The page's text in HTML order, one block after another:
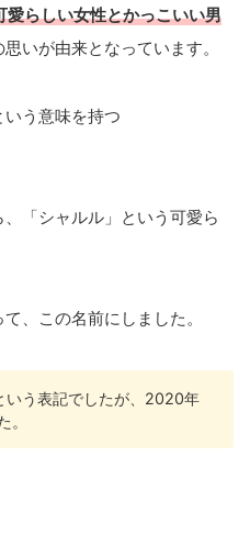
愛らしい女性とかっこいい男
いが由来となっています。
う意味を持つ
「シャルル」という可愛ら
、この名前にしました。
いう表記でしたが、2020年
。